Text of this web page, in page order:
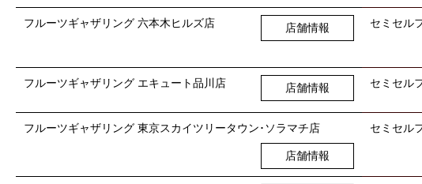
フルーツギャザリング 六本木ヒルズ店 店舗情報 セミセル
フルーツギャザリング エキュート品川店 店舗情報 セミセル
フルーツギャザリング 東京スカイツリータウン･ソラマチ店
店舗情報
セミセル